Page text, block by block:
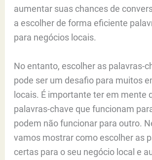
aumentar suas chances de
a escolher de forma eficiente
para negócios locais.
No entanto, escolher as palavras-
pode ser um desafio para muitos
locais. É importante ter em mente
palavras-chave que funcionam
podem não funcionar para outro.
vamos mostrar como escolher as
certas para o seu negócio local e